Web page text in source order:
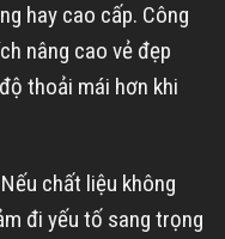
hay cao cấp. Công
nâng cao vẻ đẹp
thoải mái hơn khi
chất liệu không
đi yếu tố sang trọng